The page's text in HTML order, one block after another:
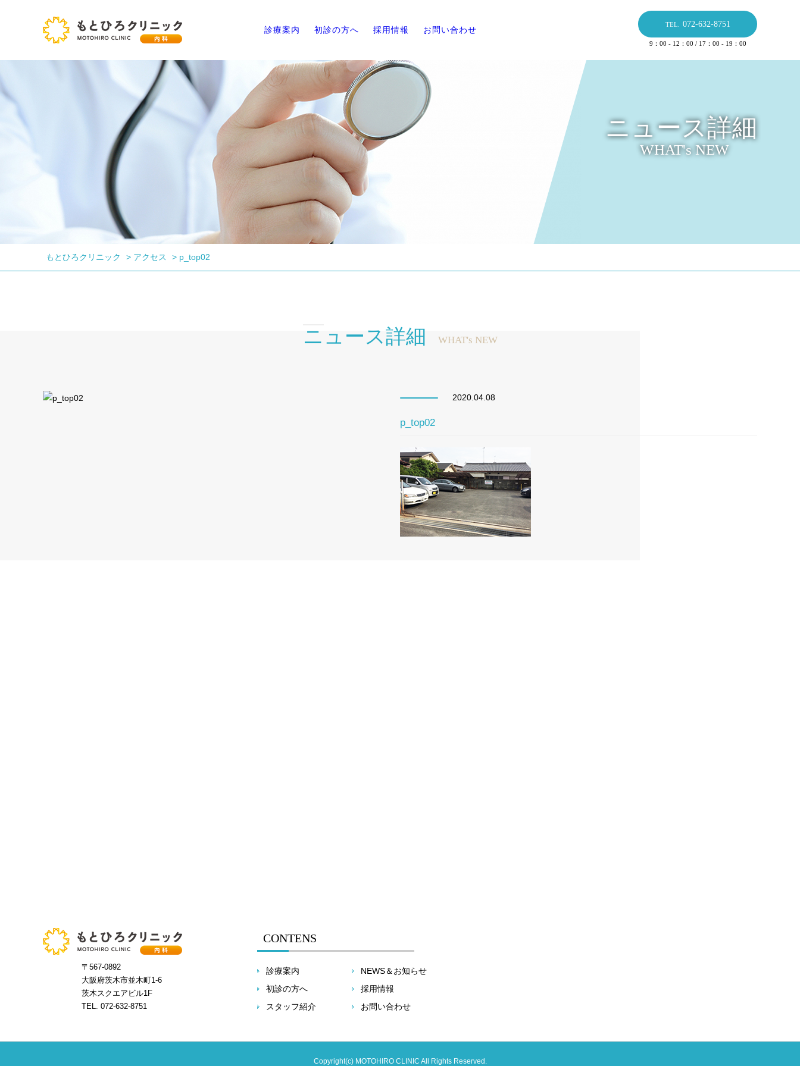
診療案内 初診の方へ 採用情報 お問い合わせ
TEL. 072-632-8751
9：00 - 12：00 / 17：00 - 19：00
ニュース詳細
WHAT's NEW
もとひろクリニック > アクセス > p_top02
ニュース詳細 WHAT's NEW
2020.04.08
p_top02
〒567-0892
大阪府茨木市並木町1-6
茨木スクエアビル1F
TEL. 072-632-8751
CONTENS
診療案内
初診の方へ
スタッフ紹介
NEWS＆お知らせ
採用情報
お問い合わせ
Copyright(c) MOTOHIRO CLINIC All Rights Reserved.